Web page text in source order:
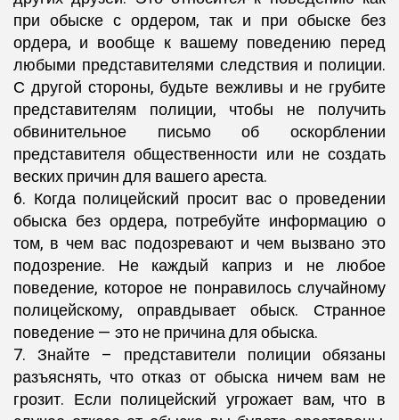
при обыске с ордером, так и при обыске без
ордера, и вообще к вашему поведению перед
любыми представителями следствия и полиции.
С другой стороны, будьте вежливы и не грубите
представителям полиции, чтобы не получить
обвинительное письмо об оскорблении
представителя общественности или не создать
веских причин для вашего ареста.
6. Когда полицейский просит вас о проведении
обыска без ордера, потребуйте информацию о
том, в чем вас подозревают и чем вызвано это
подозрение. Не каждый каприз и не любое
поведение, которое не понравилось случайному
полицейскому, оправдывает обыск. Странное
поведение — это не причина для обыска.
7. Знайте – представители полиции обязаны
разъяснять, что отказ от обыска ничем вам не
грозит. Если полицейский угрожает вам, что в